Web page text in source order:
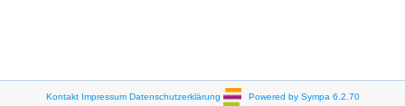
Kontakt Impressum Datenschutzerklärung Powered by Sympa 6.2.70